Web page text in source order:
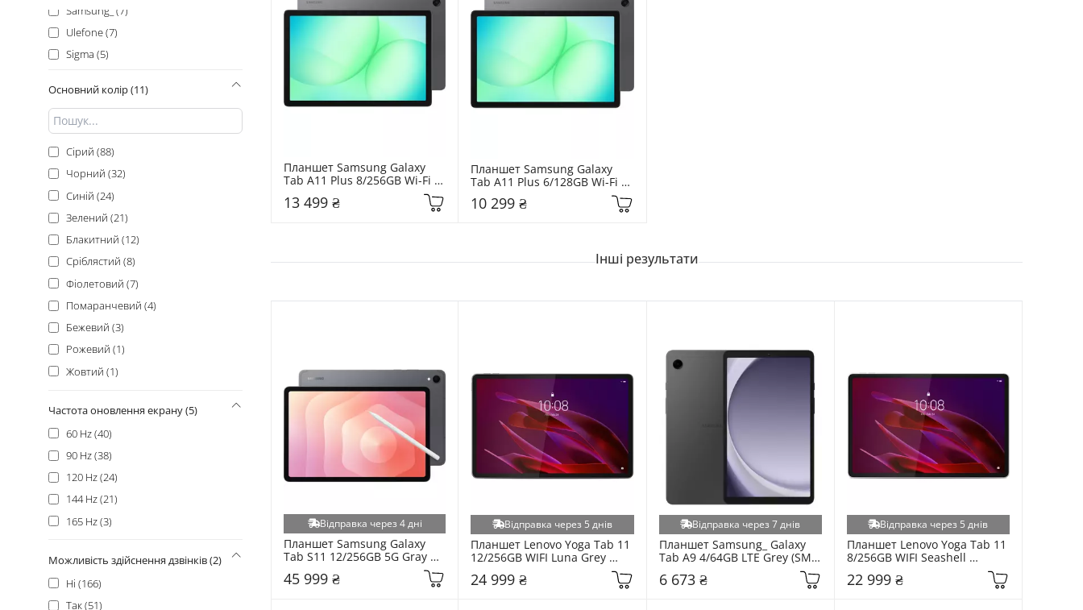
Samsung_ (7)
Ulefone (7)
Sigma (5)
Oppo (4)
Huawei (3)
Основний колір (11)
Сірий (88)
Чорний (32)
Синій (24)
Зелений (21)
Блакитний (12)
Сріблястий (8)
Фіолетовий (7)
Помаранчевий (4)
Бежевий (3)
Рожевий (1)
Жовтий (1)
Частота оновлення екрану (5)
60 Hz (40)
90 Hz (38)
120 Hz (24)
144 Hz (21)
165 Hz (3)
Можливість здійснення дзвінків (2)
Ні (166)
Так (51)
Планшет Samsung Galaxy
Tab A11 Plus 8/256GB Wi-Fi
13 499 ₴
Планшет Samsung Galaxy
Tab A11 Plus 6/128GB Wi-Fi
10 299 ₴
Інші результати
Відправка через 4 дні
Планшет Samsung Galaxy
Tab S11 12/256GB 5G Gray
45 999 ₴
Відправка через 5 днів
Планшет Lenovo Yoga Tab 11
12/256GB WIFI Luna Grey
24 999 ₴
Відправка через 7 днів
Планшет Samsung_ Galaxy
Tab A9 4/64GB LTE Grey (SM-
6 673 ₴
Відправка через 5 днів
Планшет Lenovo Yoga Tab 11
8/256GB WIFI Seashell
22 999 ₴